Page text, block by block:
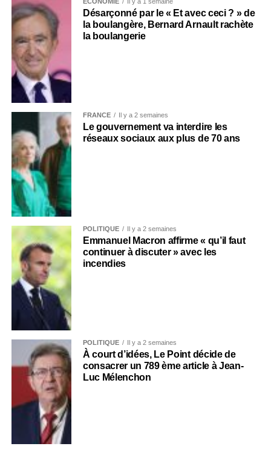
Désarçonné par le « Et avec ceci ? » de
la boulangère, Bernard Arnault rachète
la boulangerie
FRANCE Il y a 2 semaines
Le gouvernement va interdire les
réseaux sociaux aux plus de 70 ans
POLITIQUE Il y a 2 semaines
Emmanuel Macron affirme « qu’il faut
continuer à discuter » avec les
incendies
POLITIQUE Il y a 2 semaines
À court d’idées, Le Point décide de
consacrer un 789 ème article à Jean-
Luc Mélenchon